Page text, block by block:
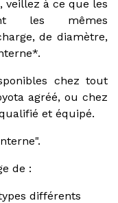
veillez à ce que les
les mêmes
de diamètre,
chez tout
agréé, ou chez
et équipé.
de :
différents